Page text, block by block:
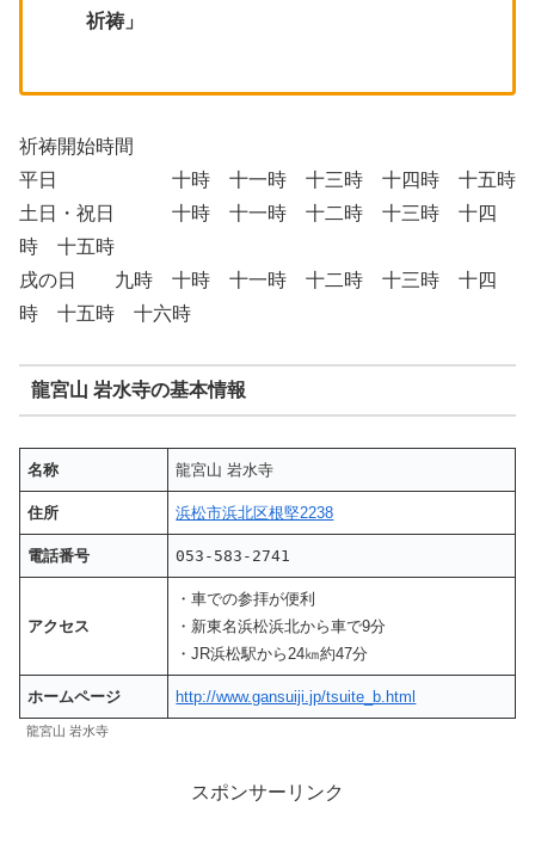
祈祷」
祈祷開始時間
平日 十時 十一時 十三時 十四時 十五時
土日・祝日 十時 十一時 十二時 十三時 十四
時 十五時
戌の日 九時 十時 十一時 十二時 十三時 十四
時 十五時 十六時
龍宮山 岩水寺の基本情報
名称 龍宮山 岩水寺
住所 浜松市浜北区根堅2238
電話番号 053-583-2741
アクセス
・車での参拝が便利
・新東名浜松浜北から車で9分
・JR浜松駅から24㎞約47分
ホームページ http://www.gansuiji.jp/tsuite_b.html
龍宮山 岩水寺
スポンサーリンク